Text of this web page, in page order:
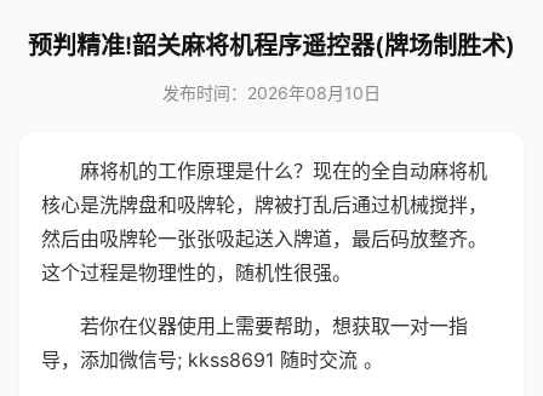
预判精准!韶关麻将机程序遥控器(牌场制胜术)
发布时间：2026年08月10日
麻将机的工作原理是什么？现在的全自动麻将机
核心是洗牌盘和吸牌轮，牌被打乱后通过机械搅拌，
然后由吸牌轮一张张吸起送入牌道，最后码放整齐。
这个过程是物理性的，随机性很强。
若你在仪器使用上需要帮助，想获取一对一指
导，添加微信号; kkss8691 随时交流 。